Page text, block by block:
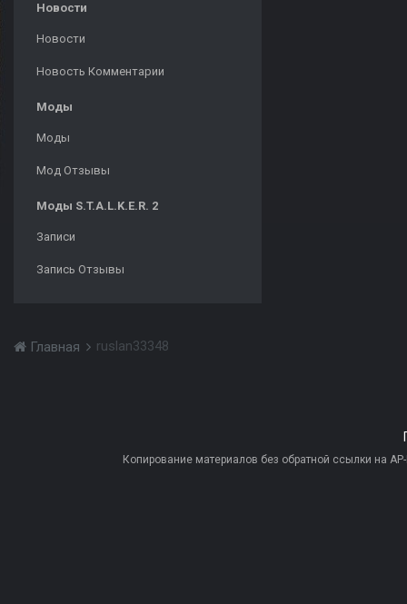
Новости
Новости
Новость Комментарии
Моды
Моды
Мод Отзывы
Моды S.T.A.L.K.E.R. 2
Записи
Запись Отзывы
Главная ruslan33348
Копирование материалов без обратной ссылки на